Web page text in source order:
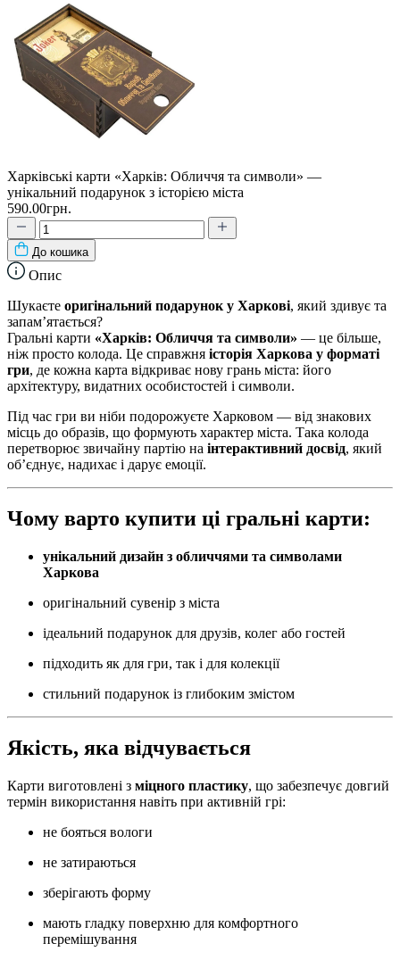
Харківські карти «Харків: Обличчя та символи» —
унікальний подарунок з історією міста
590.00грн.
До кошика
Опис
Шукаєте оригінальний подарунок у Харкові, який здивує та
запам’ятається?
Гральні карти «Харків: Обличчя та символи» — це більше,
ніж просто колода. Це справжня історія Харкова у форматі
гри, де кожна карта відкриває нову грань міста: його
архітектуру, видатних особистостей і символи.
Під час гри ви ніби подорожуєте Харковом — від знакових
місць до образів, що формують характер міста. Така колода
перетворює звичайну партію на інтерактивний досвід, який
об’єднує, надихає і дарує емоції.
Чому варто купити ці гральні карти:
унікальний дизайн з обличчями та символами
Харкова
оригінальний сувенір з міста
ідеальний подарунок для друзів, колег або гостей
підходить як для гри, так і для колекції
стильний подарунок із глибоким змістом
Якість, яка відчувається
Карти виготовлені з міцного пластику, що забезпечує довгий
термін використання навіть при активній грі:
не бояться вологи
не затираються
зберігають форму
мають гладку поверхню для комфортного
перемішування